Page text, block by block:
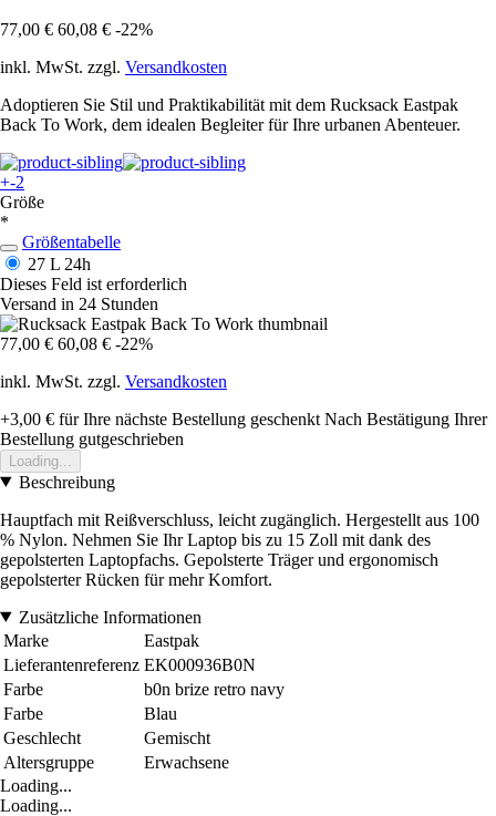
77,00 € 60,08 € -22%
inkl. MwSt. zzgl. Versandkosten
Adoptieren Sie Stil und Praktikabilität mit dem Rucksack Eastpak
Back To Work, dem idealen Begleiter für Ihre urbanen Abenteuer.
+-2
Größe
*
Größentabelle
27 L 24h
Dieses Feld ist erforderlich
Versand in 24 Stunden
77,00 € 60,08 € -22%
inkl. MwSt. zzgl. Versandkosten
+3,00 € für Ihre nächste Bestellung geschenkt Nach Bestätigung Ihrer
Bestellung gutgeschrieben
Loading...
Beschreibung
Hauptfach mit Reißverschluss, leicht zugänglich. Hergestellt aus 100
% Nylon. Nehmen Sie Ihr Laptop bis zu 15 Zoll mit dank des
gepolsterten Laptopfachs. Gepolsterte Träger und ergonomisch
gepolsterter Rücken für mehr Komfort.
Zusätzliche Informationen
Marke
Eastpak
Lieferantenreferenz EK000936B0N
Farbe
b0n brize retro navy
Farbe
Blau
Geschlecht
Gemischt
Altersgruppe
Erwachsene
Loading...
Loading...